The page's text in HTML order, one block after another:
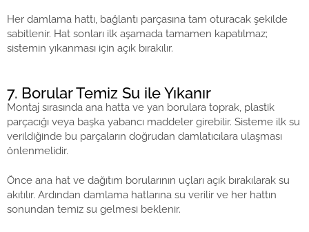
Her damlama hattı, bağlantı parçasına tam oturacak şekilde
sabitlenir. Hat sonları ilk aşamada tamamen kapatılmaz;
sistemin yıkanması için açık bırakılır.
7. Borular Temiz Su ile Yıkanır
Montaj sırasında ana hatta ve yan borulara toprak, plastik
parçacığı veya başka yabancı maddeler girebilir. Sisteme ilk su
verildiğinde bu parçaların doğrudan damlatıcılara ulaşması
önlenmelidir.
Önce ana hat ve dağıtım borularının uçları açık bırakılarak su
akıtılır. Ardından damlama hatlarına su verilir ve her hattın
sonundan temiz su gelmesi beklenir.